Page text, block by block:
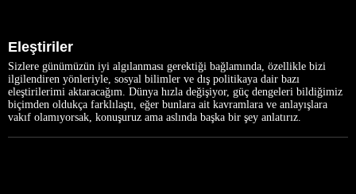
Eleştiriler
Sizlere günümüzün iyi algılanması gerektiği bağlamında, özellikle bizi
ilgilendiren yönleriyle, sosyal bilimler ve dış politikaya dair bazı
eleştirilerimi aktaracağım. Dünya hızla değişiyor, güç dengeleri bildiğimiz
biçimden oldukça farklılaştı, eğer bunlara ait kavramlara ve anlayışlara
vakıf olamıyorsak, konuşuruz ama aslında başka bir şey anlatırız.